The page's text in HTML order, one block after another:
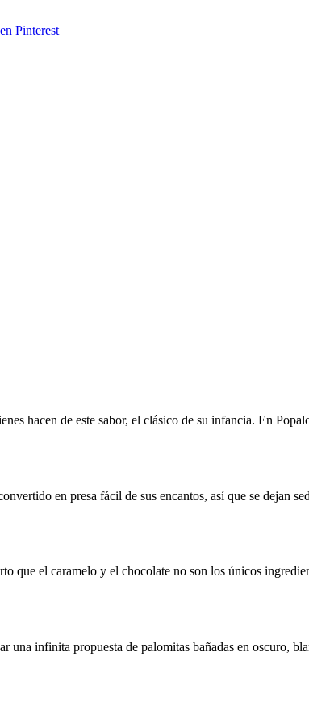
hacen de este sabor, el clásico de su infancia. En
en presa fácil de sus encantos, así que se dejan
que el caramelo y el chocolate no son los únicos
una infinita propuesta de palomitas bañadas en oscuro,